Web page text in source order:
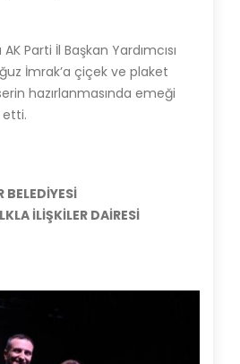
Parti İl Başkan Yardımcısı
İmrak’a çiçek ve plaket
hazırlanmasında emeği
BELEDİYESİ
İLİŞKİLER DAİRESİ